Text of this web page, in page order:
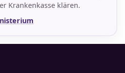
Krankenkasse klären.